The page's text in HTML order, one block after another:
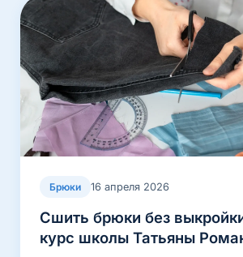
Брюки 16 апреля 2026
Сшить брюки без
курс школы Татьяны